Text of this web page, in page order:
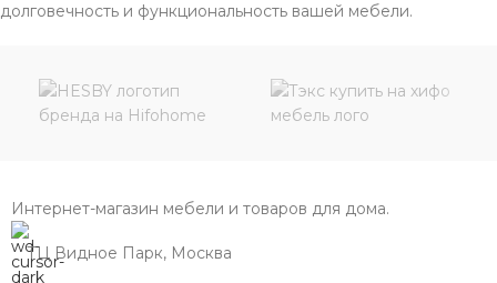
долговечность и функциональность вашей мебели.
Интернет-магазин мебели и товаров для дома.
ТЦ Видное Парк, Москва